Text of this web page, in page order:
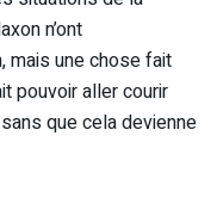
n’ont
mais une chose fait
pouvoir aller courir
que cela devienne